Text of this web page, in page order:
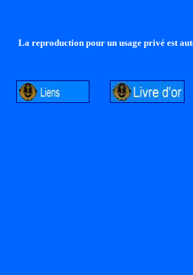
La reproduction pour un usage privé est